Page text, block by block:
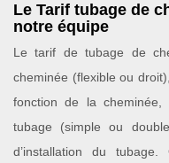
Le Tarif tubage de
notre équipe
Le tarif de tubage de
cheminée (flexible ou
fonction de la
tubage (simple ou
d’installation du tubage.